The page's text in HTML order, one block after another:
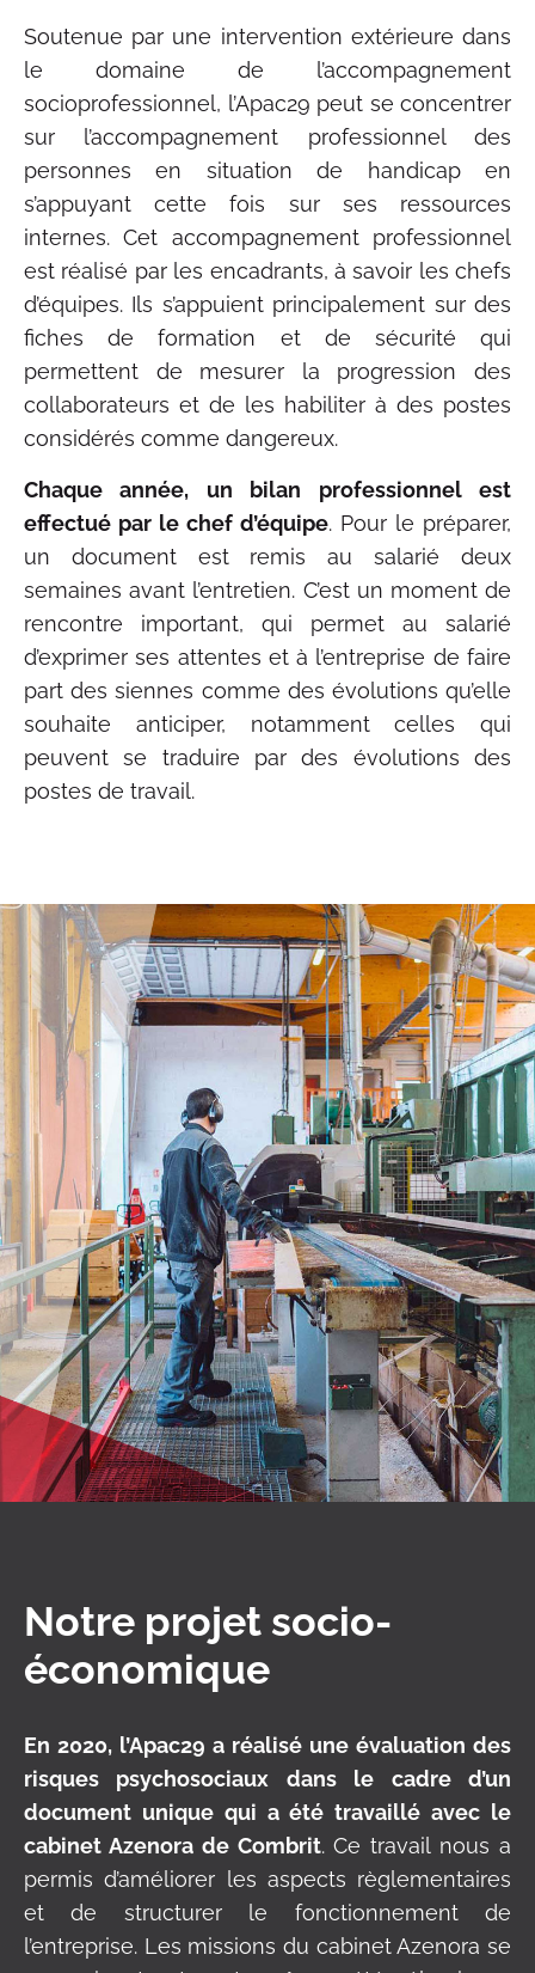
Soutenue par une intervention extérieure dans
le domaine de l’accompagnement
socioprofessionnel, l’Apac29 peut se concentrer
sur l’accompagnement professionnel des
personnes en situation de handicap en
s’appuyant cette fois sur ses ressources
internes. Cet accompagnement professionnel
est réalisé par les encadrants, à savoir les chefs
d’équipes. Ils s’appuient principalement sur des
fiches de formation et de sécurité qui
permettent de mesurer la progression des
collaborateurs et de les habiliter à des postes
considérés comme dangereux.
Chaque année, un bilan professionnel est
effectué par le chef d’équipe. Pour le préparer,
un document est remis au salarié deux
semaines avant l’entretien. C’est un moment de
rencontre important, qui permet au salarié
d’exprimer ses attentes et à l’entreprise de faire
part des siennes comme des évolutions qu’elle
souhaite anticiper, notamment celles qui
peuvent se traduire par des évolutions des
postes de travail.
Notre projet socio-
économique
En 2020, l’Apac29 a réalisé une évaluation des
risques psychosociaux dans le cadre d’un
document unique qui a été travaillé avec le
cabinet Azenora de Combrit. Ce travail nous a
permis d’améliorer les aspects règlementaires
et de structurer le fonctionnement de
l’entreprise. Les missions du cabinet Azenora se